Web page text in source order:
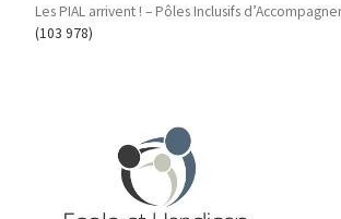
Les PIAL arrivent ! – Pôles Inclusifs
(103 978)